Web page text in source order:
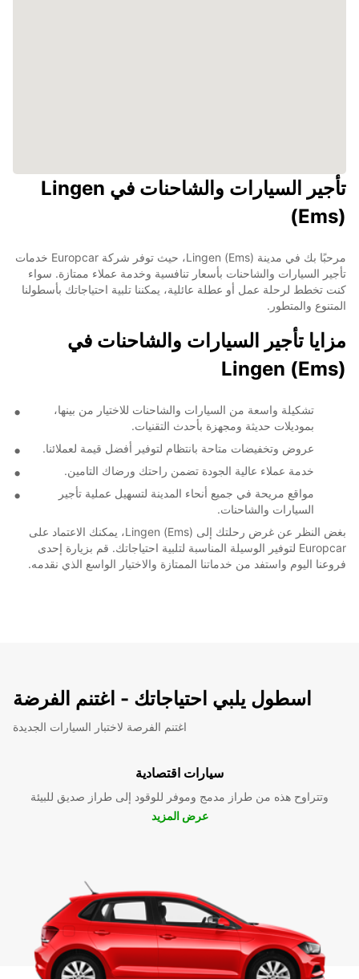
تأجير السيارات والشاحنات في Lingen
(Ems)
مرحبًا بك في مدينة Lingen (Ems)، حيث توفر شركة Europcar خدمات
تأجير السيارات والشاحنات بأسعار تنافسية وخدمة عملاء ممتازة. سواء
كنت تخطط لرحلة عمل أو عطلة عائلية، يمكننا تلبية احتياجاتك بأسطولنا
المتنوع والمتطور.
مزايا تأجير السيارات والشاحنات في
Lingen (Ems)
تشكيلة واسعة من السيارات والشاحنات للاختيار من بينها،
بموديلات حديثة ومجهزة بأحدث التقنيات.
عروض وتخفيضات متاحة بانتظام لتوفير أفضل قيمة لعملائنا.
خدمة عملاء عالية الجودة تضمن راحتك ورضاك التامين.
مواقع مريحة في جميع أنحاء المدينة لتسهيل عملية تأجير
السيارات والشاحنات.
بغض النظر عن غرض رحلتك إلى Lingen (Ems)، يمكنك الاعتماد على
Europcar لتوفير الوسيلة المناسبة لتلبية احتياجاتك. قم بزيارة إحدى
فروعنا اليوم واستفد من خدماتنا الممتازة والاختيار الواسع الذي نقدمه.
اسطول يلبي احتياجاتك - اغتنم الفرضة
اغتنم الفرصة لاختبار السيارات الجديدة
سيارات اقتصادية
وتتراوح هذه من طراز مدمج وموفر للوقود إلى طراز صديق للبيئة
عرض المزيد